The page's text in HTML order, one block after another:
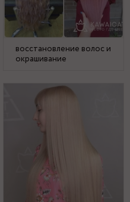
восстановление волос и
окрашивание